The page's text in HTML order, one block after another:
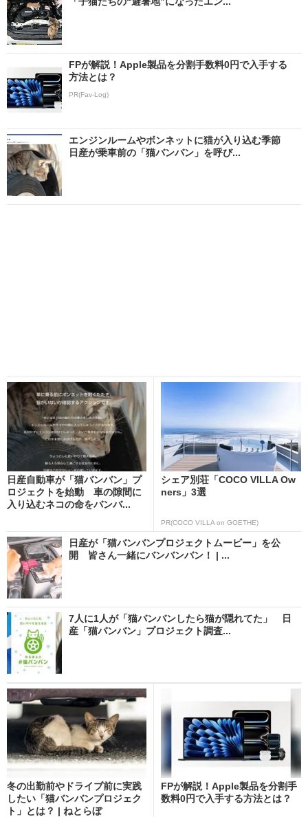
FPが解説！Apple製品を分割手数料0円で入手する
方法とは？
PR(Fav-Log)
エンジンルームやボンネットに猫が入り込む季節
日産が乗車前の「猫バンバン」を呼び...
日産自動車が「猫バンバン」プ
ロジェクトを始動 車の隙間に
入り込むネコの命をバンバ...
シェア別荘「COCO VILLA Ow
ners」3選
PR(COCO VILLA on GOETHE)
日産が「猫バンバンプロジェクトムービー」を公
開 皆さん一緒にバンバンバン！ | ...
7人に1人が「猫バンバンしたら猫が隠れてた」 日
産「猫バンバン」プロジェクト調査...
冬の出勤前やドライブ前に実践
したい「猫バンバンプロジェク
ト」とは？ | ねとらぼ
FPが解説！Apple製品を分割手
数料0円で入手する方法とは？